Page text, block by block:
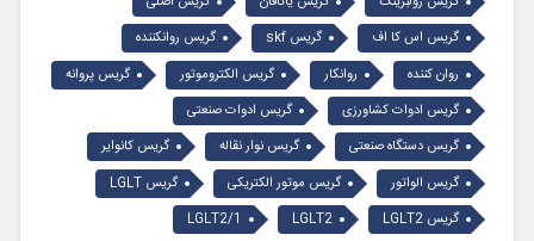
گریس اس کا اف
گریس skf
گریس روانکننده
روان کننده
روانکار گریس الکتروموتور
گریس پروانه
گریس ادوات کشاورزی
گریس ادوات صنعتی
گریس دستگاه صنعتی
گریس نوار نقاله
گریس کانوایر
گریس الواتور
گریس موتور الکتریکی
گریس LGLT
گریس LGLT2
LGLT2
LGLT2/1